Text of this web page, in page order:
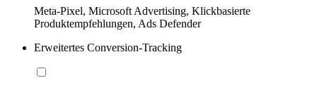
Meta-Pixel, Microsoft Advertising, Klickbasierte
Produktempfehlungen, Ads Defender
Erweitertes Conversion-Tracking